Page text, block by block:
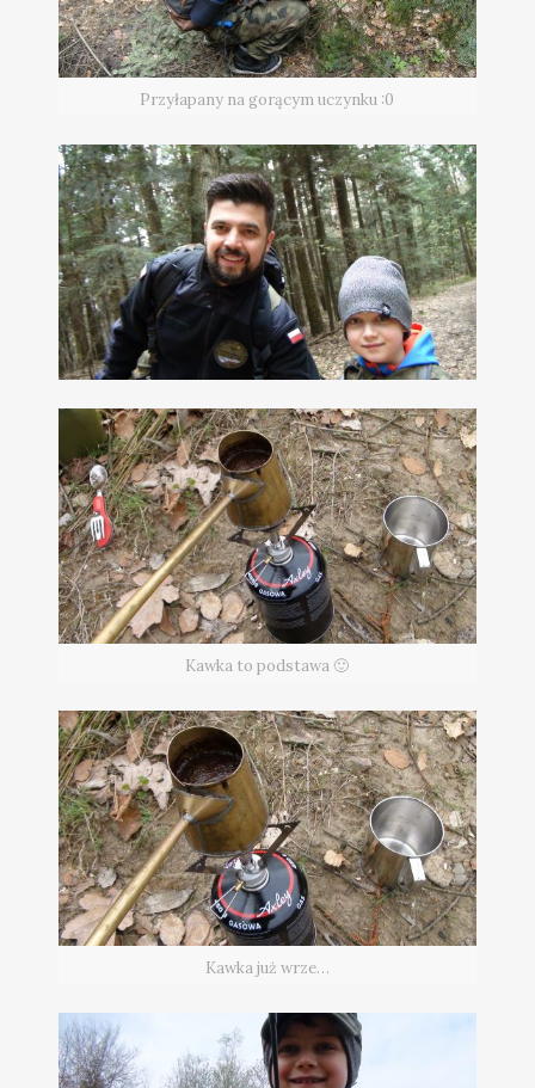
Przyłapany na gorącym uczynku :0
Kawka to podstawa 🙂
Kawka już wrze…